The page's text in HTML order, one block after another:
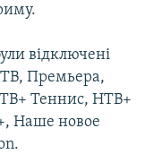
відключені
ТВ, Премьера,
Теннис, НТВ+
Наше новое